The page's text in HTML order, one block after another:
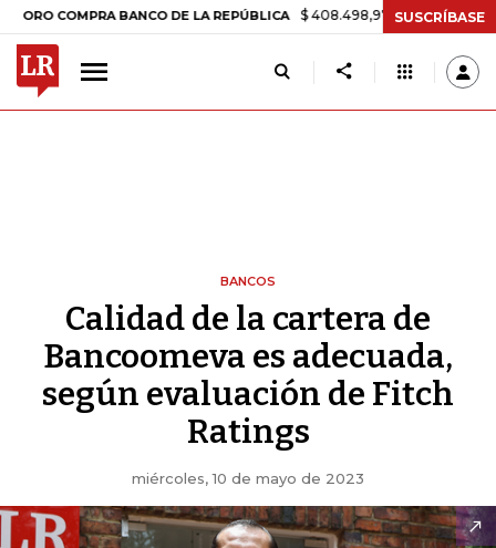
BANCO DE LA REPÚBLICA $ 408.498,97 +$ 8.753,81 +2,19%
SUSCRÍBASE
BANCOS
Calidad de la cartera de
Bancoomeva es adecuada,
según evaluación de Fitch
Ratings
miércoles, 10 de mayo de 2023